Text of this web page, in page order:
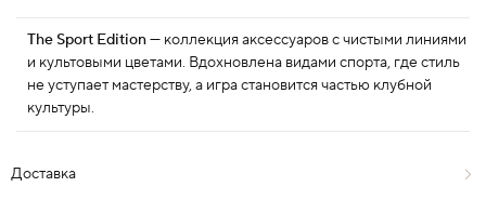
The Sport Edition— коллекция аксессуаров с чистыми линиями
и культовыми цветами. Вдохновлена видами спорта, где стиль
не уступает мастерству, а игра становится частью клубной
культуры.
Доставка